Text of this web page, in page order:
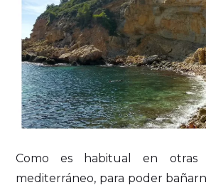
Como es habitual en otras
mediterráneo, para poder